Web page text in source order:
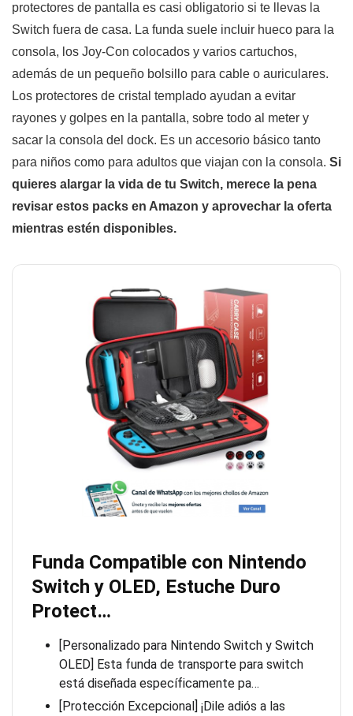
protectores de pantalla es casi obligatorio si te llevas la
Switch fuera de casa. La funda suele incluir hueco para la
consola, los Joy-Con colocados y varios cartuchos,
además de un pequeño bolsillo para cable o auriculares.
Los protectores de cristal templado ayudan a evitar
rayones y golpes en la pantalla, sobre todo al meter y
sacar la consola del dock. Es un accesorio básico tanto
para niños como para adultos que viajan con la consola. Si
quieres alargar la vida de tu Switch, merece la pena
revisar estos packs en Amazon y aprovechar la oferta
mientras estén disponibles.
Funda Compatible con Nintendo
Switch y OLED, Estuche Duro
Protect…
[Personalizado para Nintendo Switch y Switch
OLED] Esta funda de transporte para switch
está diseñada específicamente pa…
[Protección Excepcional] ¡Dile adiós a las